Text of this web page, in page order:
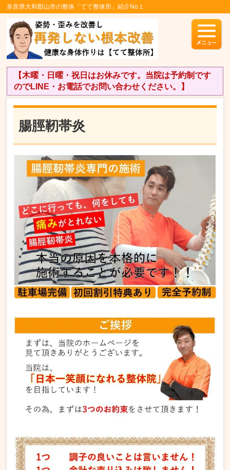
奈良県大和郡山市の整体「てて整体所」紹介No１
【木曜・日曜・祝日はお休みです。当院は予約制です
のでLINE・お電話でお問い合わせください。】
腸脛靭帯炎